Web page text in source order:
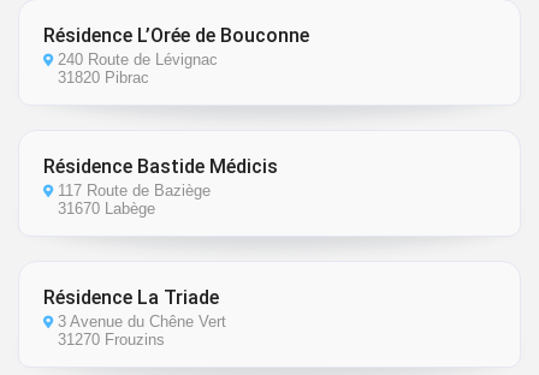
Résidence L’Orée de Bouconne
240 Route de Lévignac
31820 Pibrac
Résidence Bastide Médicis
117 Route de Baziège
31670 Labège
Résidence La Triade
3 Avenue du Chêne Vert
31270 Frouzins